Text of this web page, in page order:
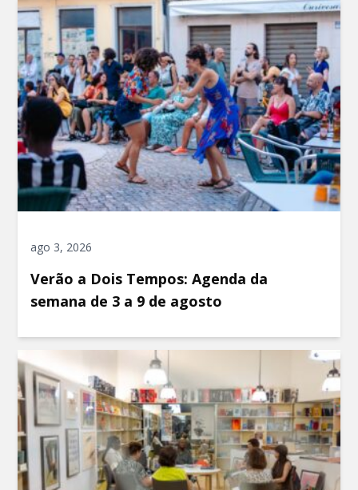
ago 3, 2026
Verão a Dois Tempos: Agenda da
semana de 3 a 9 de agosto